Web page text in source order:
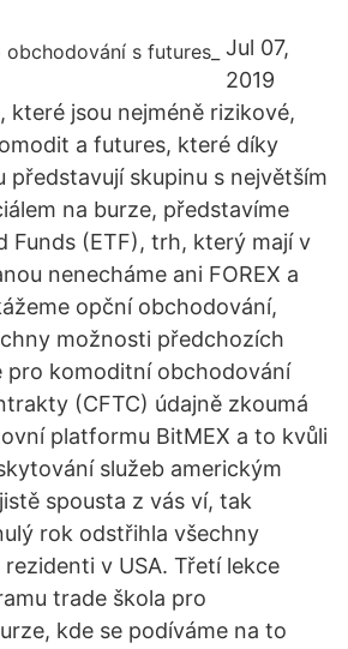
Jul 07,
2019
které jsou nejméně rizikové,
a futures, které díky
představují skupinu s největším
na burze, představíme
Funds (ETF), trh, který mají v
nenecháme ani FOREX a
opční obchodování,
možnosti předchozích
pro komoditní obchodování
(CFTC) údajně zkoumá
platformu BitMEX a to kvůli
služeb americkým
spousta z vás ví, tak
rok odstřihla všechny
v USA. Třetí lekce
trade škola pro
kde se podíváme na to